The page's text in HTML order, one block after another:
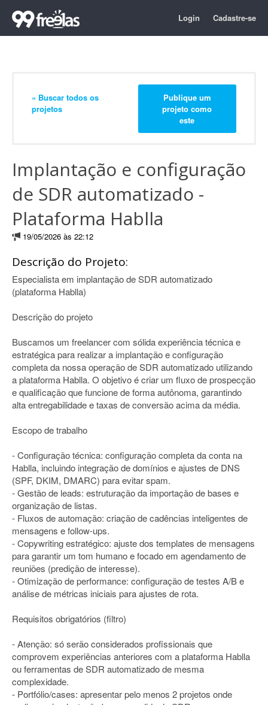
Login Cadastre-se
« Buscar todos os
projetos
Publique um
projeto como
este
Implantação e configuração
de SDR automatizado -
Plataforma Hablla
19/05/2026 às 22:12
Descrição do Projeto:
Especialista em implantação de SDR automatizado
(plataforma Hablla)
Descrição do projeto
Buscamos um freelancer com sólida experiência técnica e
estratégica para realizar a implantação e configuração
completa da nossa operação de SDR automatizado utilizando
a plataforma Hablla. O objetivo é criar um fluxo de prospecção
e qualificação que funcione de forma autônoma, garantindo
alta entregabilidade e taxas de conversão acima da média.
Escopo de trabalho
- Configuração técnica: configuração completa da conta na
Hablla, incluindo integração de domínios e ajustes de DNS
(SPF, DKIM, DMARC) para evitar spam.
- Gestão de leads: estruturação da importação de bases e
organização de listas.
- Fluxos de automação: criação de cadências inteligentes de
mensagens e follow-ups.
- Copywriting estratégico: ajuste dos templates de mensagens
para garantir um tom humano e focado em agendamento de
reuniões (predição de interesse).
- Otimização de performance: configuração de testes A/B e
análise de métricas iniciais para ajustes de rota.
Requisitos obrigatórios (filtro)
- Atenção: só serão considerados profissionais que
comprovem experiências anteriores com a plataforma Hablla
ou ferramentas de SDR automatizado de mesma
complexidade.
- Portfólio/cases: apresentar pelo menos 2 projetos onde